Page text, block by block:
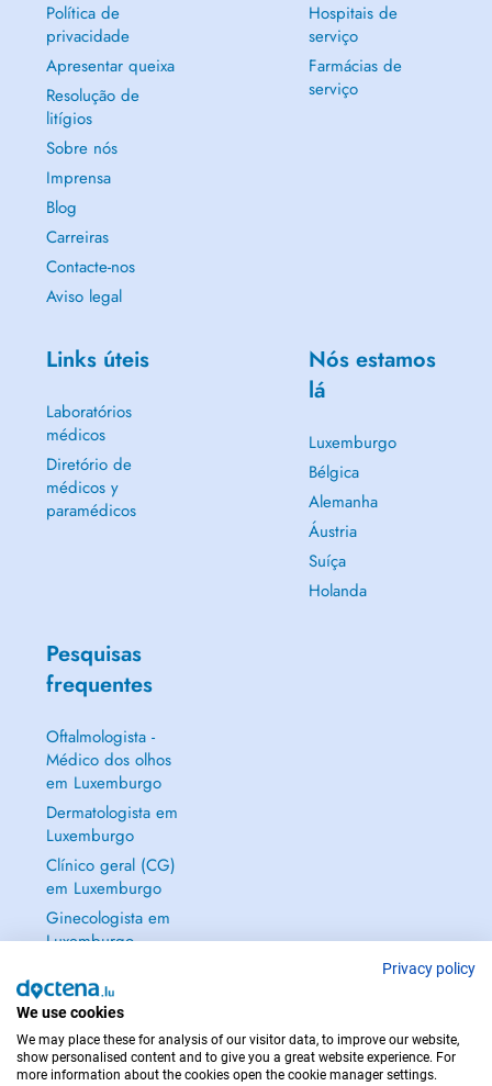
Política de
privacidade
Apresentar queixa
Resolução de
litígios
Sobre nós
Imprensa
Blog
Carreiras
Contacte-nos
Aviso legal
Hospitais de
serviço
Farmácias de
serviço
Links úteis
Laboratórios
médicos
Diretório de
médicos y
paramédicos
Nós estamos
lá
Luxemburgo
Bélgica
Alemanha
Áustria
Suíça
Holanda
Pesquisas
frequentes
Oftalmologista -
Médico dos olhos
em Luxemburgo
Dermatologista em
Luxemburgo
Clínico geral (CG)
em Luxemburgo
Ginecologista em
Luxemburgo
Privacy policy
We use cookies
We may place these for analysis of our visitor data, to improve our website,
show personalised content and to give you a great website experience. For
more information about the cookies open the cookie manager settings.